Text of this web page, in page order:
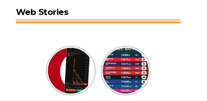
Web Stories